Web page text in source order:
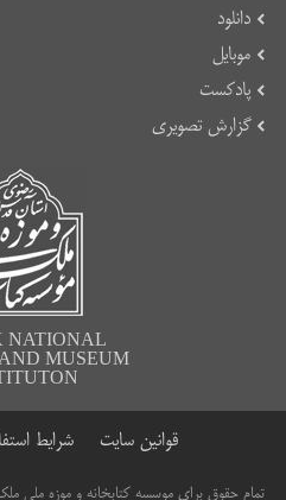
دانلود
موبایل
پادکست
گزارش تصویری
NATIONAL
MUSEUM
قوانین سایت شرایط
تمام حقوق برای موسسه کتابخانه و موزه ملی